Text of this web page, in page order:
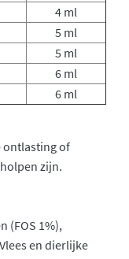
4 ml
5 ml
5 ml
6 ml
6 ml
ontlasting of
zijn.
(FOS 1%),
en dierlijke